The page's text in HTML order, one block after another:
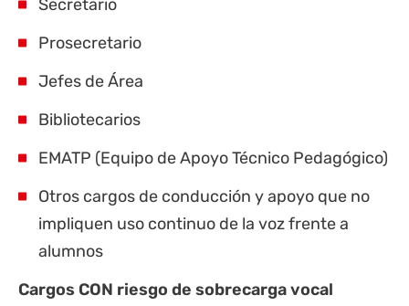
Secretario
Prosecretario
Jefes de Área
Bibliotecarios
EMATP (Equipo de Apoyo Técnico Pedagógico)
Otros cargos de conducción y apoyo que no
impliquen uso continuo de la voz frente a
alumnos
Cargos CON riesgo de sobrecarga vocal